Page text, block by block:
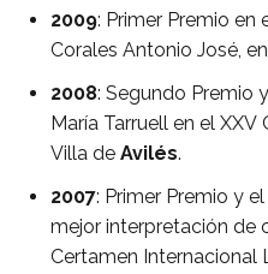
2009: Primer Premio en
Corales Antonio José, en
2008: Segundo Premio
María Tarruell en el
Villa de Avilés.
2007: Primer Premio y
mejor interpretación de
Certamen Internacional